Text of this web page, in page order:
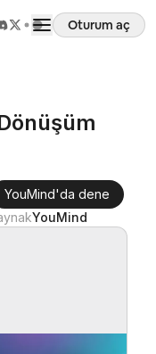
Oturum aç
YouMind'da dene
YouMind